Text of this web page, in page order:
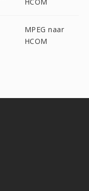
MPEG naar
HCOM